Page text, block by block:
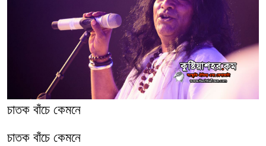
চাতক বাঁচে কেমনে
চাতক বাঁচে কেমনে